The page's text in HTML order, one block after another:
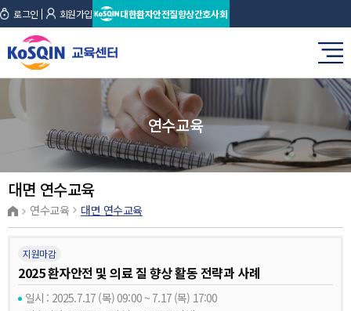
로그인 회원가입 대한환자안전질향상간호사회
연수교육
대면 연수교육
연수교육 대면 연수교육
지원마감
2025 환자안전 및 의료 질 향상 활동 전략과 사례
일시 : 2025.7.17 (목) 09:00 ~ 7.17 (목) 17:00